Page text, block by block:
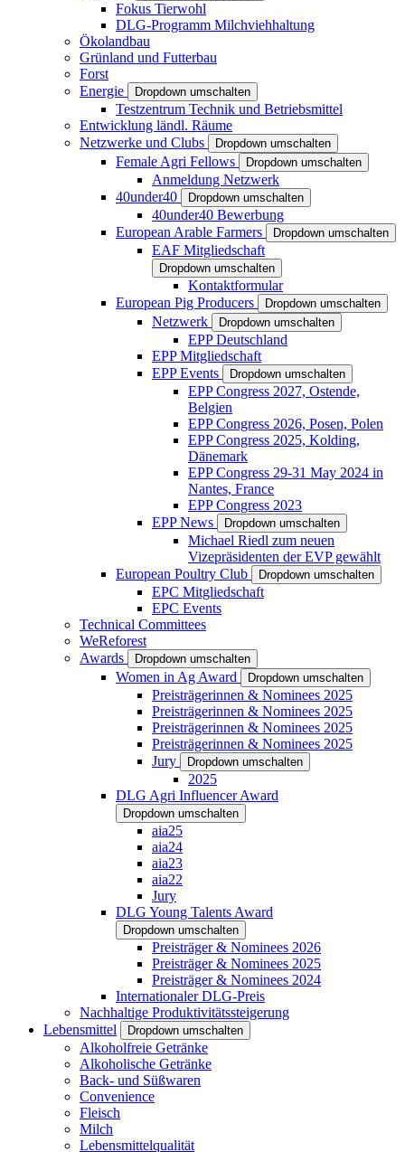
Fokus Tierwohl
DLG-Programm Milchviehhaltung
Ökolandbau
Grünland und Futterbau
Forst
Energie
Dropdown umschalten
Testzentrum Technik und Betriebsmittel
Entwicklung ländl. Räume
Netzwerke und Clubs
Dropdown umschalten
Female Agri Fellows Dropdown umschalten
Anmeldung Netzwerk
40under40
Dropdown umschalten
40under40 Bewerbung
European Arable Farmers
Dropdown umschalten
EAF Mitgliedschaft
Dropdown umschalten
Kontaktformular
European Pig Producers
Dropdown umschalten
Netzwerk Dropdown umschalten
EPP Deutschland
EPP Mitgliedschaft
EPP Events
Dropdown umschalten
EPP Congress 2027, Ostende,
Belgien
EPP Congress 2026, Posen, Polen
EPP Congress 2025, Kolding,
Dänemark
EPP Congress 29-31 May 2024 in
Nantes, France
EPP Congress 2023
EPP News
Dropdown umschalten
Michael Riedl zum neuen
Vizepräsidenten der EVP gewählt
European Poultry Club
Dropdown umschalten
EPC Mitgliedschaft
EPC Events
Technical Committees
WeReforest
Awards
Dropdown umschalten
Women in Ag Award Dropdown umschalten
Preisträgerinnen & Nominees 2025
Preisträgerinnen & Nominees 2025
Preisträgerinnen & Nominees 2025
Preisträgerinnen & Nominees 2025
Jury
Dropdown umschalten
2025
DLG Agri Influencer Award
Dropdown umschalten
aia25
aia24
aia23
aia22
Jury
DLG Young Talents Award
Dropdown umschalten
Preisträger & Nominees 2026
Preisträger & Nominees 2025
Preisträger & Nominees 2024
Internationaler DLG-Preis
Nachhaltige Produktivitätssteigerung
Lebensmittel
Dropdown umschalten
Alkoholfreie Getränke
Alkoholische Getränke
Back- und Süßwaren
Convenience
Fleisch
Milch
Lebensmittelqualität